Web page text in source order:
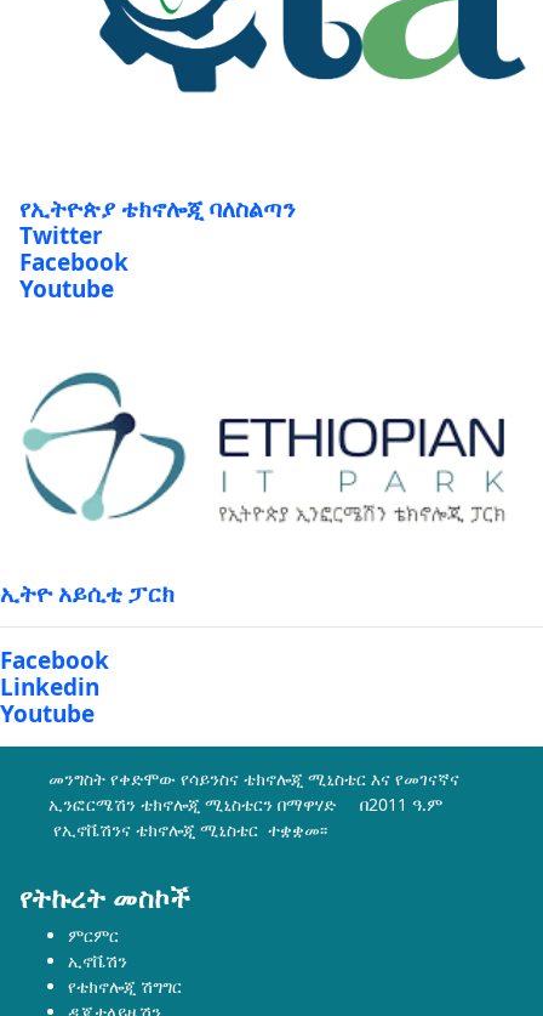
የኢትዮጵያ ቴክኖሎጂ ባለስልጣን
Twitter
Facebook
Youtube
ኢትዮ አይሲቲ ፓርክ
Facebook
Linkedin
Youtube
መንግስት የቀድሞው የሳይንስና ቴክኖሎጂ ሚኒስቴር እና የመገናኛና
ኢንፎርሜሽን ቴክኖሎጂ ሚኒስቴርን በማዋሃድ በ2011 ዓ.ም
የኢኖቬሽንና ቴክኖሎጂ ሚኒስቴር ተቋቋመ፡፡
የትኩረት መስኮች
ምርምር
ኢኖቬሽን
የቴክኖሎጂ ሽግግር